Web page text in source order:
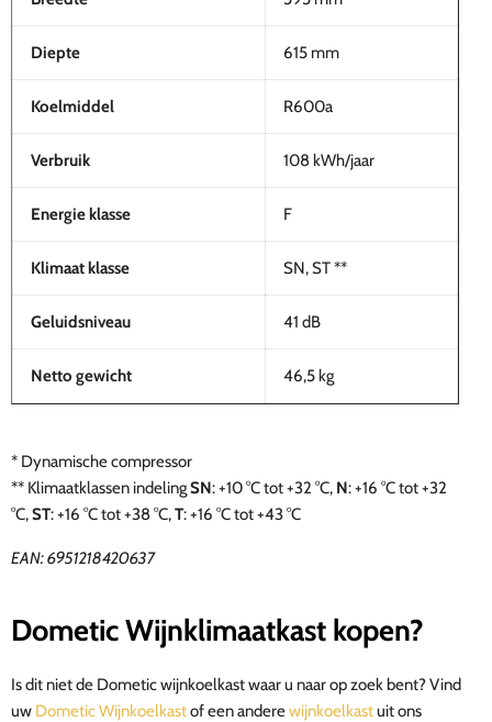
Diepte 615 mm
Koelmiddel R600a
Verbruik 108 kWh/jaar
Energie klasse F
Klimaat klasse SN, ST **
Geluidsniveau 41 dB
Netto gewicht 46,5 kg
* Dynamische compressor
** Klimaatklassen indelingSN: +10 °C tot +32 °C, N: +16 °C tot +32
°C,ST: +16 °C tot +38 °C,T: +16 °C tot +43 °C
EAN: 6951218420637
Dometic Wijnklimaatkast kopen?
Is dit niet de Dometic wijnkoelkast waar u naar op zoek bent? Vind
uw Dometic Wijnkoelkastof een anderewijnkoelkastuit ons